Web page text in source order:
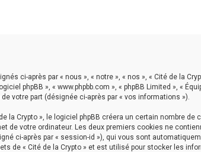
ci-après par « nous », « notre », « nos », « Cité de la
phpBB », « www.phpbb.com », « phpBB Limited », «
votre part (désignée ci-après par « vos informations »).
Crypto », le logiciel phpBB créera un certain nombre de
votre ordinateur. Les deux premiers cookies ne
ci-après par « session-id »), qui vous sont
de « Cité de la Crypto » et est utilisé pour stocker les